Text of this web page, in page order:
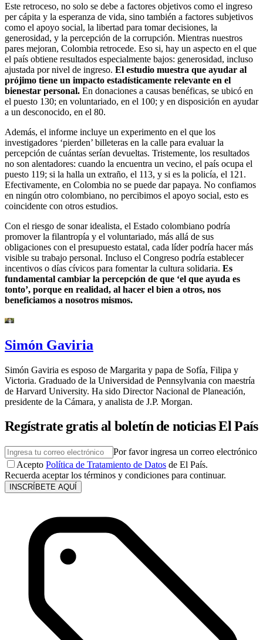
Este retroceso, no solo se debe a factores objetivos como el ingreso
per cápita y la esperanza de vida, sino también a factores subjetivos
como el apoyo social, la libertad para tomar decisiones, la
generosidad, y la percepción de la corrupción. Mientras nuestros
pares mejoran, Colombia retrocede. Eso si, hay un aspecto en el que
el país obtiene resultados especialmente bajos: generosidad, incluso
ajustada por nivel de ingreso. El estudio muestra que ayudar al
prójimo tiene un impacto estadísticamente relevante en el
bienestar personal. En donaciones a causas benéficas, se ubicó en
el puesto 130; en voluntariado, en el 100; y en disposición en ayudar
a un desconocido, en el 80.
Además, el informe incluye un experimento en el que los
investigadores ‘pierden’ billeteras en la calle para evaluar la
percepción de cuántas serían devueltas. Tristemente, los resultados
no son alentadores: cuando la encuentra un vecino, el país ocupa el
puesto 119; si la halla un extraño, el 113, y si es la policía, el 121.
Efectivamente, en Colombia no se puede dar papaya. No confiamos
en ningún otro colombiano, no percibimos el apoyo social, esto es
coincidente con otros estudios.
Con el riesgo de sonar idealista, el Estado colombiano podría
promover la filantropía y el voluntariado, más allá de sus
obligaciones con el presupuesto estatal, cada líder podría hacer más
visible su trabajo personal. Incluso el Congreso podría establecer
incentivos o días cívicos para fomentar la cultura solidaria. Es
fundamental cambiar la percepción de que ‘el que ayuda es
tonto’, porque en realidad, al hacer el bien a otros, nos
beneficiamos a nosotros mismos.
Simón Gaviria
Simón Gaviria es esposo de Margarita y papa de Sofía, Filipa y
Victoria. Graduado de la Universidad de Pennsylvania con maestría
de Harvard University. Ha sido Director Nacional de Planeación,
presidente de la Cámara, y analista de J.P. Morgan.
Regístrate gratis al boletín de noticias El País
Por favor ingresa un correo electrónico
Acepto Política de Tratamiento de Datos de El País.
Recuerda aceptar los términos y condiciones para continuar.
INSCRÍBETE AQUÍ